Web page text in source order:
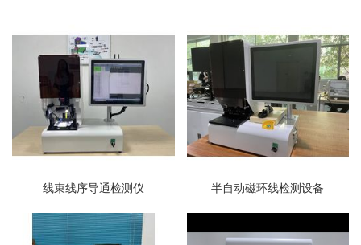
线束线序导通检测仪 半自动磁环线检测设备